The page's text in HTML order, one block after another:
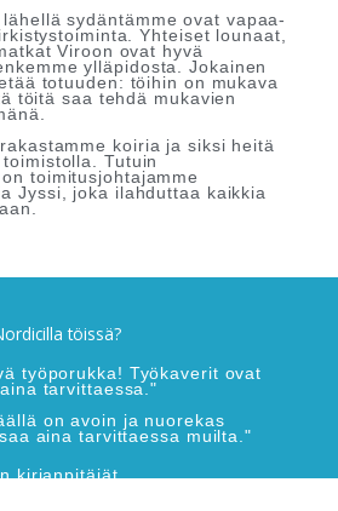
sydäntämme ovat vapaa-
Yhteiset lounaat,
Viroon ovat hyvä
ylläpidosta. Jokainen
totuuden: töihin on mukava
töitä saa tehdä mukavien
koiria ja siksi heitä
Tutuin
toimitusjohtajamme
Jyssi, joka ilahduttaa kaikkia
töissä?
työporukka! Työkaverit ovat
tarvittaessa."
on avoin ja nuorekas
aina tarvittaessa muilta."
kirjanpitäjät